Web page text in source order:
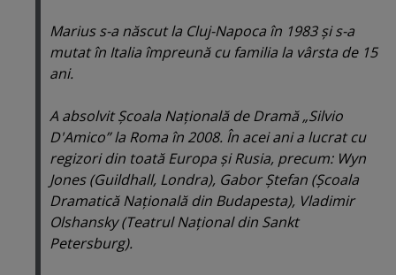
Marius s-a născut la Cluj-Napoca în 1983 şi s-a
mutat în Italia împreună cu familia la vârsta de 15
ani.
A absolvit Şcoala Naţională de Dramă „Silvio
D'Amico” la Roma în 2008. În acei ani a lucrat cu
regizori din toată Europa şi Rusia, precum: Wyn
Jones (Guildhall, Londra), Gabor Ştefan (Şcoala
Dramatică Naţională din Budapesta), Vladimir
Olshansky (Teatrul Naţional din Sankt
Petersburg).